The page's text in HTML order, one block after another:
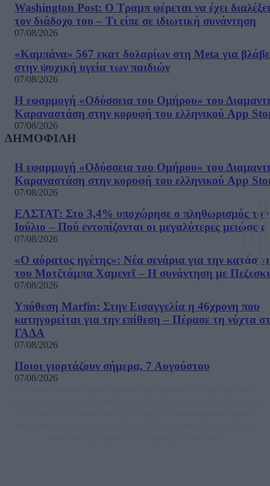
Washington Post: Ο Τραμπ φέρεται να έχει διαλέξει
τον διάδοχο του – Τι είπε σε ιδιωτική συνάντηση
07/08/2026
«Καμπάνα» 567 εκατ δολαρίων στη Meta για
στην ψυχική υγεία των παιδιών
07/08/2026
Η εφαρμογή «Οδύσσεια του Ομήρου» του
Καραναστάση στην κορυφή του ελληνικού App
07/08/2026
ΔΗΜΟΦΙΛΗ
Η εφαρμογή «Οδύσσεια του Ομήρου» του
Καραναστάση στην κορυφή του ελληνικού App
07/08/2026
ΕΛΣΤΑΤ: Στο 3,4% υποχώρησε ο πληθωρισμός τον
Ιούλιο – Πού εντοπίζονται οι μεγαλύτερες μειώσεις
07/08/2026
«Ο αόρατος ηγέτης»: Νέα σενάρια για την
του Μοτζτάμπα Χαμενεΐ – Η συνάντηση με
07/08/2026
Υπόθεση Marfin: Στην Εισαγγελία η 46χρονη που
κατηγορείται για την επίθεση – Πέρασε τη νύχτα
ΓΑΔΑ
07/08/2026
Ποιοι γιορτάζουν σήμερα, 7 Αυγούστου
07/08/2026